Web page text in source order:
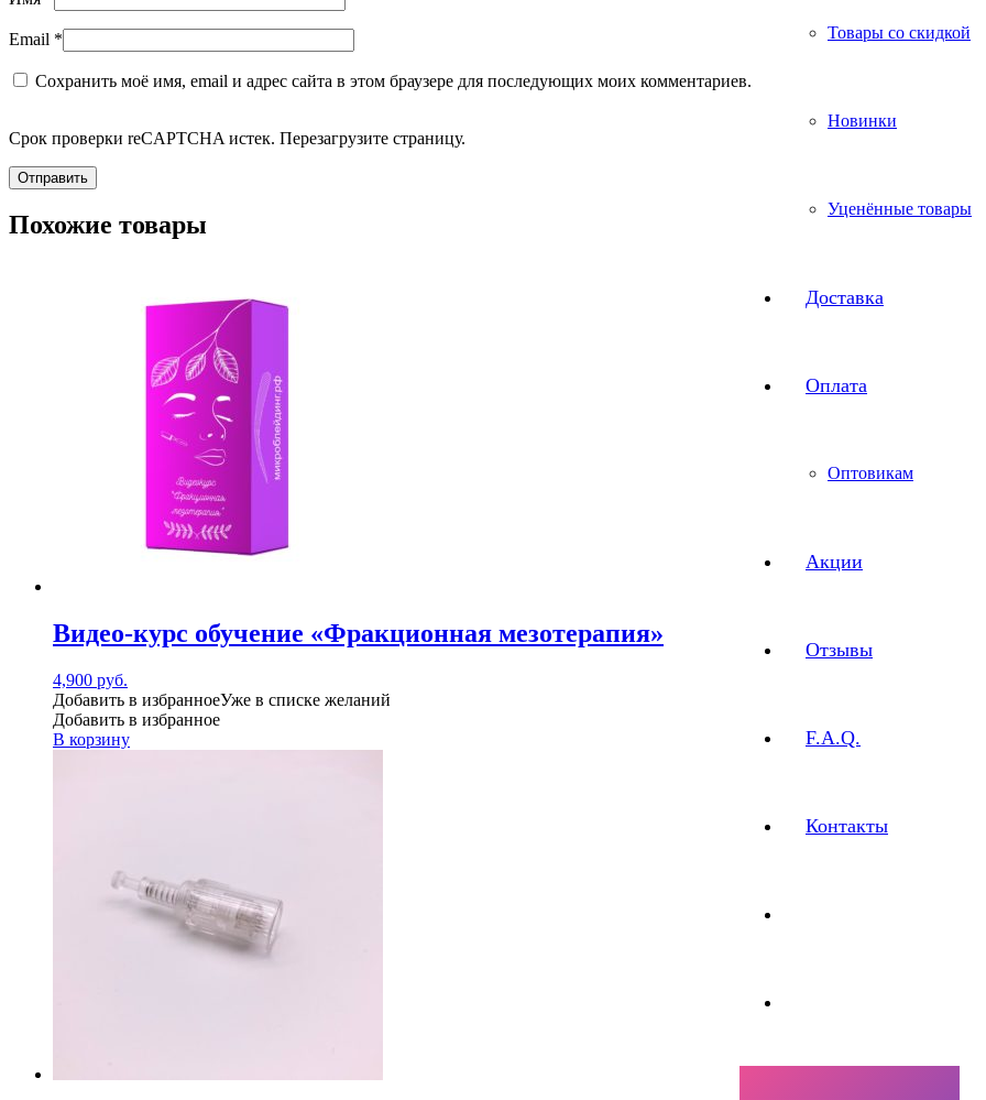
Товары со скидкой
Новинки
Уценённые товары
Доставка
Оплата
Оптовикам
Акции
Отзывы
F.A.Q.
Контакты
Email *
Сохранить моё имя, email и адрес сайта в этом браузере для последующих моих комментариев.
Срок проверки reCAPTCHA истек. Перезагрузите страницу.
Похожие товары
Видео-курс обучение «Фракционная мезотерапия»
4,900 руб.
Добавить в избранноеУже в списке желаний
Добавить в избранное
В корзину